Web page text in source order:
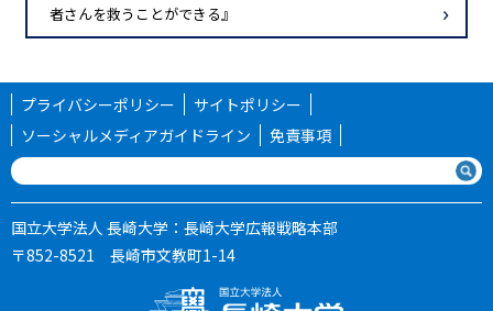
者さんを救うことができる』
プライバシーポリシー
サイトポリシー
ソーシャルメディアガイドライン
免責事項
国立大学法人 長崎大学：長崎大学広報戦略本部
〒852-8521 長崎市文教町1-14